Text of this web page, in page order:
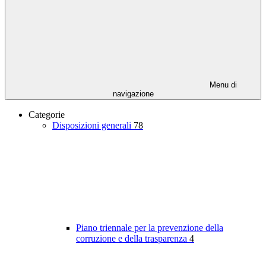
Menu di
navigazione
Categorie
Disposizioni generali 78
Piano triennale per la prevenzione della
corruzione e della trasparenza 4